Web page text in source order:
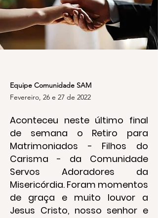
Equipe Comunidade SAM
Fevereiro, 26 e 27 de 2022
Aconteceu neste último final
de semana o Retiro para
Matrimoniados - Filhos do
Carisma - da Comunidade
Servos Adoradores da
Misericórdia. Foram momentos
de graça e muito louvor a
Jesus Cristo, nosso senhor e